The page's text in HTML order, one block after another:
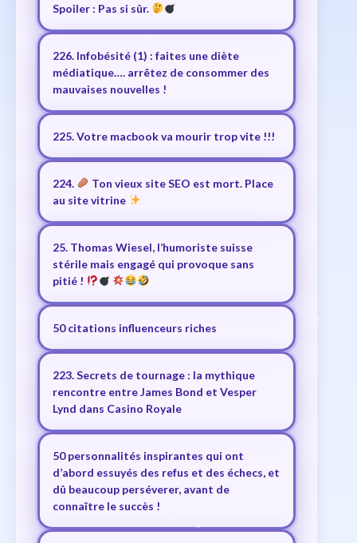
Spoiler : Pas si sûr.
226. Infobésité (1) : faites une diète
médiatique…. arrêtez de consommer des
mauvaises nouvelles !
225. Votre macbook va mourir trop vite !!!
224.
Ton vieux site SEO est mort. Place
au site vitrine
25. Thomas Wiesel, l’humoriste suisse
stérile mais engagé qui provoque sans
pitié !
50 citations influenceurs riches
223. Secrets de tournage : la mythique
rencontre entre James Bond et Vesper
Lynd dans Casino Royale
50 personnalités inspirantes qui ont
d’abord essuyés des refus et des échecs, et
dû beaucoup perséverer, avant de
connaître le succès !